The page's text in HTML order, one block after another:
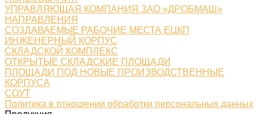
УПРАВЛЯЮЩАЯ КОМПАНИЯ ЗАО «ДРОБМАШ»
НАПРАВЛЕНИЯ
СОЗДАВАЕМЫЕ РАБОЧИЕ МЕСТА ЕЦКП
ИНЖЕНЕРНЫЙ КОРПУС
СКЛАДСКОЙ КОМПЛЕКС
ОТКРЫТЫЕ СКЛАДСКИЕ ПЛОЩАДИ
ПЛОЩАДИ ПОД НОВЫЕ ПРОИЗВОДСТВЕННЫЕ
КОРПУСА
СОУТ
Политика в отношении обработки персональных данных